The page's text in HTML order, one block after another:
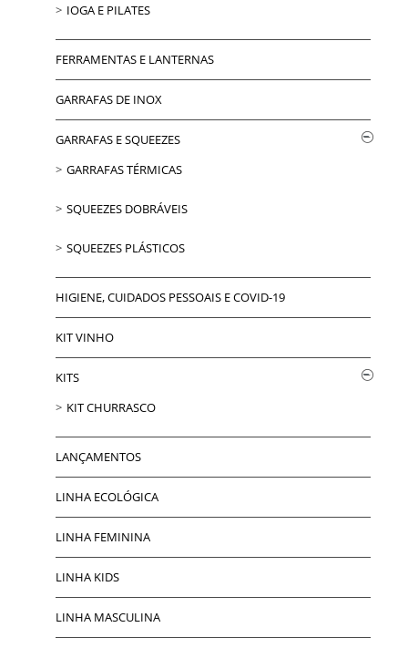
IOGA E PILATES
FERRAMENTAS E LANTERNAS
GARRAFAS DE INOX
GARRAFAS E SQUEEZES
GARRAFAS TÉRMICAS
SQUEEZES DOBRÁVEIS
SQUEEZES PLÁSTICOS
HIGIENE, CUIDADOS PESSOAIS E COVID-19
KIT VINHO
KITS
KIT CHURRASCO
LANÇAMENTOS
LINHA ECOLÓGICA
LINHA FEMININA
LINHA KIDS
LINHA MASCULINA